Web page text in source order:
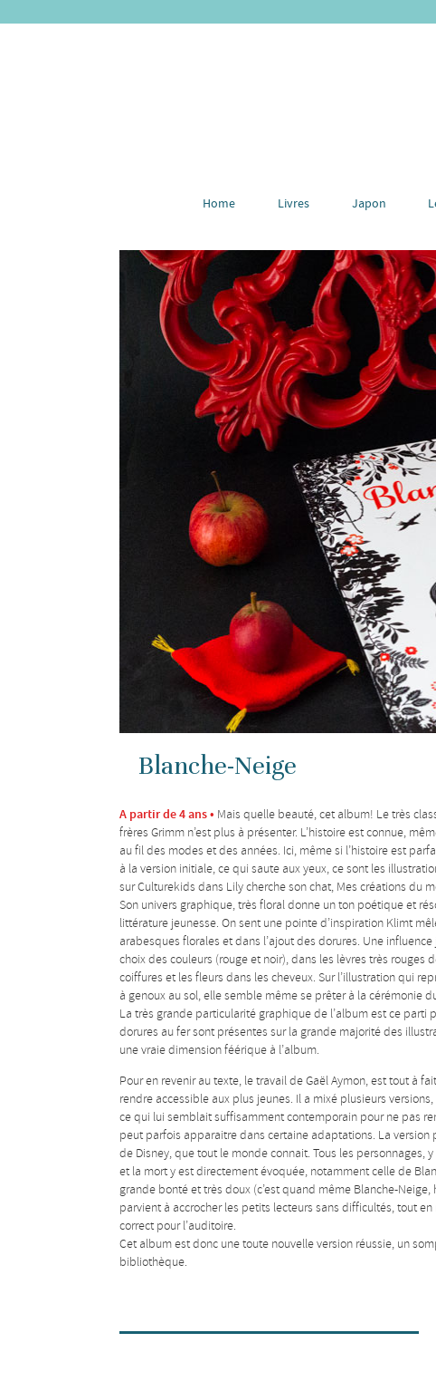
Home Livres Japon
Blanche-Neige
A partir de 4 ans • Mais quelle beauté, cet album! Le très
frères Grimm n’est plus à présenter. L’histoire est connue,
au fil des modes et des années. Ici, même si l’histoire est
à la version initiale, ce qui saute aux yeux, ce sont les
sur Culturekids dans Lily cherche son chat, Mes créations du
Son univers graphique, très floral donne un ton poétique et
littérature jeunesse. On sent une pointe d’inspiration Klimt
arabesques florales et dans l’ajout des dorures. Une
choix des couleurs (rouge et noir), dans les lèvres très rouges
coiffures et les fleurs dans les cheveux. Sur l’illustration qui
à genoux au sol, elle semble même se prêter à la cérémonie
La très grande particularité graphique de l’album est ce parti
dorures au fer sont présentes sur la grande majorité des
une vraie dimension féérique à l’album.
Pour en revenir au texte, le travail de Gaël Aymon, est tout à
rendre accessible aux plus jeunes. Il a mixé plusieurs
ce qui lui semblait suffisamment contemporain pour ne pas
peut parfois apparaitre dans certaine adaptations. La
de Disney, que tout le monde connait. Tous les personnages,
et la mort y est directement évoquée, notamment celle de
grande bonté et très doux (c’est quand même Blanche-
parvient à accrocher les petits lecteurs sans difficultés, tout
correct pour l’auditoire.
Cet album est donc une toute nouvelle version réussie, un
bibliothèque.